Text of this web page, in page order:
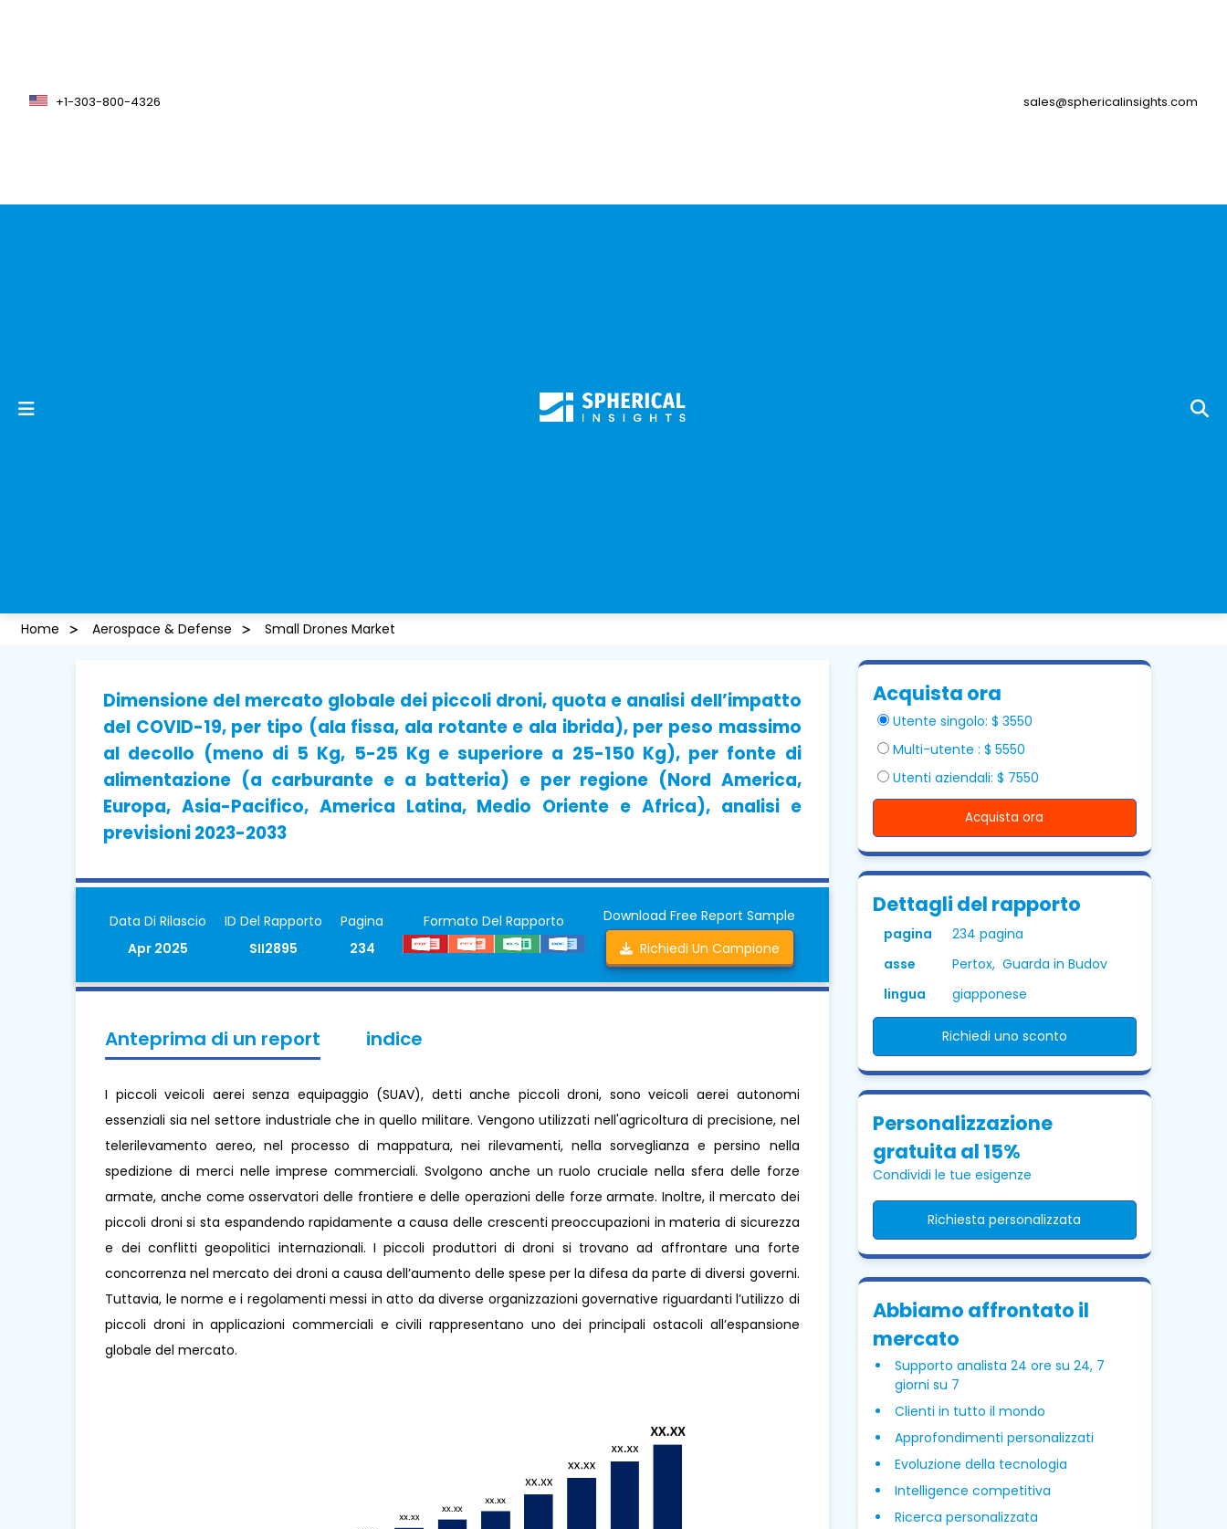
+1-303-800-4326 sales@sphericalinsights.com
Home Aerospace & Defense Small Drones Market
Dimensione del mercato globale dei piccoli droni, quota e analisi dell’impatto
del COVID-19, per tipo (ala fissa, ala rotante e ala ibrida), per peso massimo
al decollo (meno di 5 Kg, 5-25 Kg e superiore a 25-150 Kg), per fonte di
alimentazione (a carburante e a batteria) e per regione (Nord America,
Europa, Asia-Pacifico, America Latina, Medio Oriente e Africa), analisi e
previsioni 2023-2033
Data Di Rilascio
Apr 2025
ID Del Rapporto
SII2895
Pagina
234
Formato Del Rapporto
Download Free Report Sample
Richiedi Un Campione
Anteprima di un report indice
I piccoli veicoli aerei senza equipaggio (SUAV), detti anche piccoli droni, sono veicoli aerei autonomi
essenziali sia nel settore industriale che in quello militare. Vengono utilizzati nell'agricoltura di precisione, nel
telerilevamento aereo, nel processo di mappatura, nei rilevamenti, nella sorveglianza e persino nella
spedizione di merci nelle imprese commerciali. Svolgono anche un ruolo cruciale nella sfera delle forze
armate, anche come osservatori delle frontiere e delle operazioni delle forze armate. Inoltre, il mercato dei
piccoli droni si sta espandendo rapidamente a causa delle crescenti preoccupazioni in materia di sicurezza
e dei conflitti geopolitici internazionali. I piccoli produttori di droni si trovano ad affrontare una forte
concorrenza nel mercato dei droni a causa dell’aumento delle spese per la difesa da parte di diversi governi.
Tuttavia, le norme e i regolamenti messi in atto da diverse organizzazioni governative riguardanti l’utilizzo di
piccoli droni in applicazioni commerciali e civili rappresentano uno dei principali ostacoli all’espansione
globale del mercato.
Acquista ora
Utente singolo: $ 3550
Multi-utente : $ 5550
Utenti aziendali: $ 7550
Acquista ora
Dettagli del rapporto
pagina
234 pagina
asse
Pertox, Guarda in Budov
lingua
giapponese
Richiedi uno sconto
Personalizzazione
gratuita al 15%
Condividi le tue esigenze
Richiesta personalizzata
Abbiamo affrontato il
mercato
Supporto analista 24 ore su 24, 7
giorni su 7
Clienti in tutto il mondo
Approfondimenti personalizzati
Evoluzione della tecnologia
Intelligence competitiva
Ricerca personalizzata